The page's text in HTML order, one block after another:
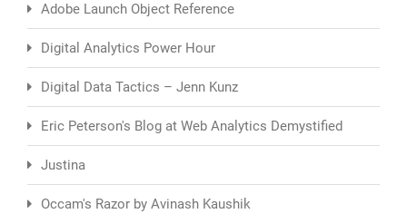
Adobe Launch Object Reference
Digital Analytics Power Hour
Digital Data Tactics – Jenn Kunz
Eric Peterson's Blog at Web Analytics Demystified
Justina
Occam's Razor by Avinash Kaushik